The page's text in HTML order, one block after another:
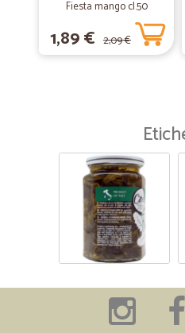
Fiesta mango cl.50
1,89 € 2,09 €